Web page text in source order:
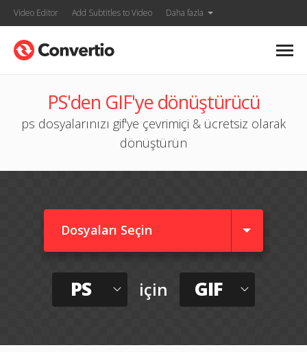
Video Editor Add Subtitles to Video Daha fazla
PS'den GIF'ye dönüştürücü
ps dosyalarınızı gif'ye çevrimiçi & ücretsiz olarak
dönüştürün
Dosyaları Seçin
PS için GIF